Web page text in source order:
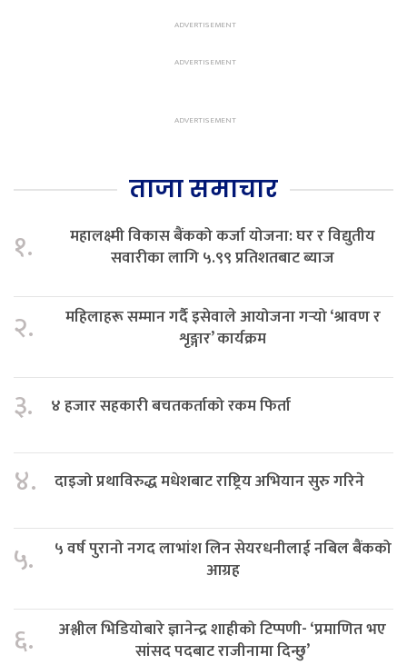
ताजा समाचार
१.
महालक्ष्मी विकास बैंकको कर्जा योजना: घर र विद्युतीय
सवारीका लागि ५.९९ प्रतिशतबाट ब्याज
२.
महिलाहरू सम्मान गर्दै इसेवाले आयोजना गर्‍यो ‘श्रावण र
शृङ्गार’ कार्यक्रम
३. ४ हजार सहकारी बचतकर्ताको रकम फिर्ता
४. दाइजो प्रथाविरुद्ध मधेशबाट राष्ट्रिय अभियान सुरु गरिने
५.
५ वर्ष पुरानो नगद लाभांश लिन सेयरधनीलाई नबिल बैंकको
आग्रह
६.
अश्लील भिडियोबारे ज्ञानेन्द्र शाहीको टिप्पणी- ‘प्रमाणित भए
सांसद पदबाट राजीनामा दिन्छु’